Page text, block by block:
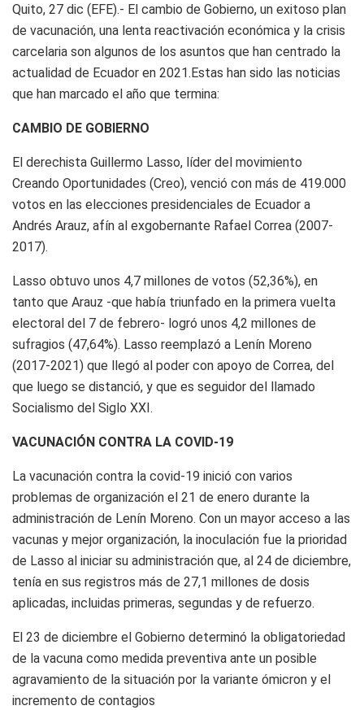
Quito, 27 dic (EFE).- El cambio de Gobierno, un exitoso plan
de vacunación, una lenta reactivación económica y la crisis
carcelaria son algunos de los asuntos que han centrado la
actualidad de Ecuador en 2021.Estas han sido las noticias
que han marcado el año que termina:
CAMBIO DE GOBIERNO
El derechista Guillermo Lasso, líder del movimiento
Creando Oportunidades (Creo), venció con más de 419.000
votos en las elecciones presidenciales de Ecuador a
Andrés Arauz, afín al exgobernante Rafael Correa (2007-
2017).
Lasso obtuvo unos 4,7 millones de votos (52,36%), en
tanto que Arauz -que había triunfado en la primera vuelta
electoral del 7 de febrero- logró unos 4,2 millones de
sufragios (47,64%). Lasso reemplazó a Lenín Moreno
(2017-2021) que llegó al poder con apoyo de Correa, del
que luego se distanció, y que es seguidor del llamado
Socialismo del Siglo XXI.
VACUNACIÓN CONTRA LA COVID-19
La vacunación contra la covid-19 inició con varios
problemas de organización el 21 de enero durante la
administración de Lenín Moreno. Con un mayor acceso a las
vacunas y mejor organización, la inoculación fue la prioridad
de Lasso al iniciar su administración que, al 24 de diciembre,
tenía en sus registros más de 27,1 millones de dosis
aplicadas, incluidas primeras, segundas y de refuerzo.
El 23 de diciembre el Gobierno determinó la obligatoriedad
de la vacuna como medida preventiva ante un posible
agravamiento de la situación por la variante ómicron y el
incremento de contagios